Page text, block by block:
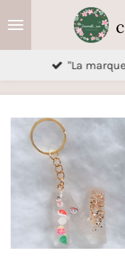
"La